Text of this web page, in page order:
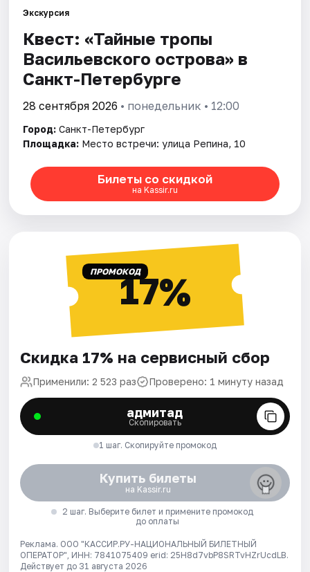
Города
Площадки
Артисты
Рейтинги
Экскурсия
Квест: «Тайные тропы
Васильевского острова» в
Санкт-Петербурге
28 сентября 2026 • понедельник • 12:00
Город: Санкт-Петербург
Площадка: Место встречи: улица Репина, 10
Билеты со скидкой
на Kassir.ru
ПРОМОКОД17%
Скидка 17% на сервисный сбор
Применили: 2 523 раз Проверено: 1 минуту назад
адмитад
Скопировать
1 шаг. Скопируйте промокод
Купить билеты
на Kassir.ru
2 шаг. Выберите билет и примените промокод
до оплаты
Реклама. ООО "КАССИР.РУ-НАЦИОНАЛЬНЫЙ БИЛЕТНЫЙ
ОПЕРАТОР", ИНН: 7841075409 erid: 25H8d7vbP8SRTvHZrUcdLB.
Действует до 31 августа 2026